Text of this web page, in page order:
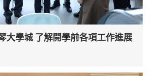
大學城 了解開學前各項工作進展